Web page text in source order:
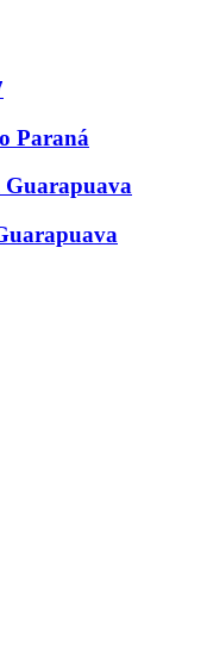
Paraná
Guarapuava